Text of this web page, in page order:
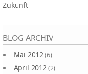
Zukunft
BLOG ARCHIV
Mai 2012(6)
April 2012(2)
Seiten